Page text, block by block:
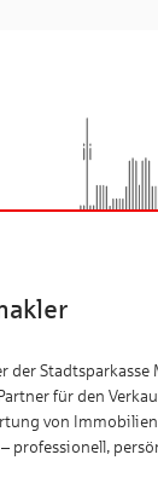
der Stadtsparkasse
für den
von
professionell,